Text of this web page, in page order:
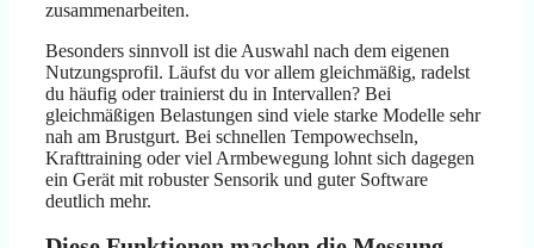
zusammenarbeiten.
Besonders sinnvoll ist die Auswahl nach dem eigenen
Nutzungsprofil. Läufst du vor allem gleichmäßig, radelst
du häufig oder trainierst du in Intervallen? Bei
gleichmäßigen Belastungen sind viele starke Modelle sehr
nah am Brustgurt. Bei schnellen Tempowechseln,
Krafttraining oder viel Armbewegung lohnt sich dagegen
ein Gerät mit robuster Sensorik und guter Software
deutlich mehr.